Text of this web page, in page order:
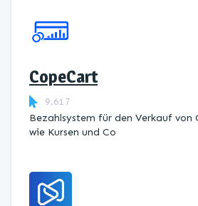
CopeCart
9.617
Bezahlsystem für den Verkauf von
wie Kursen und Co